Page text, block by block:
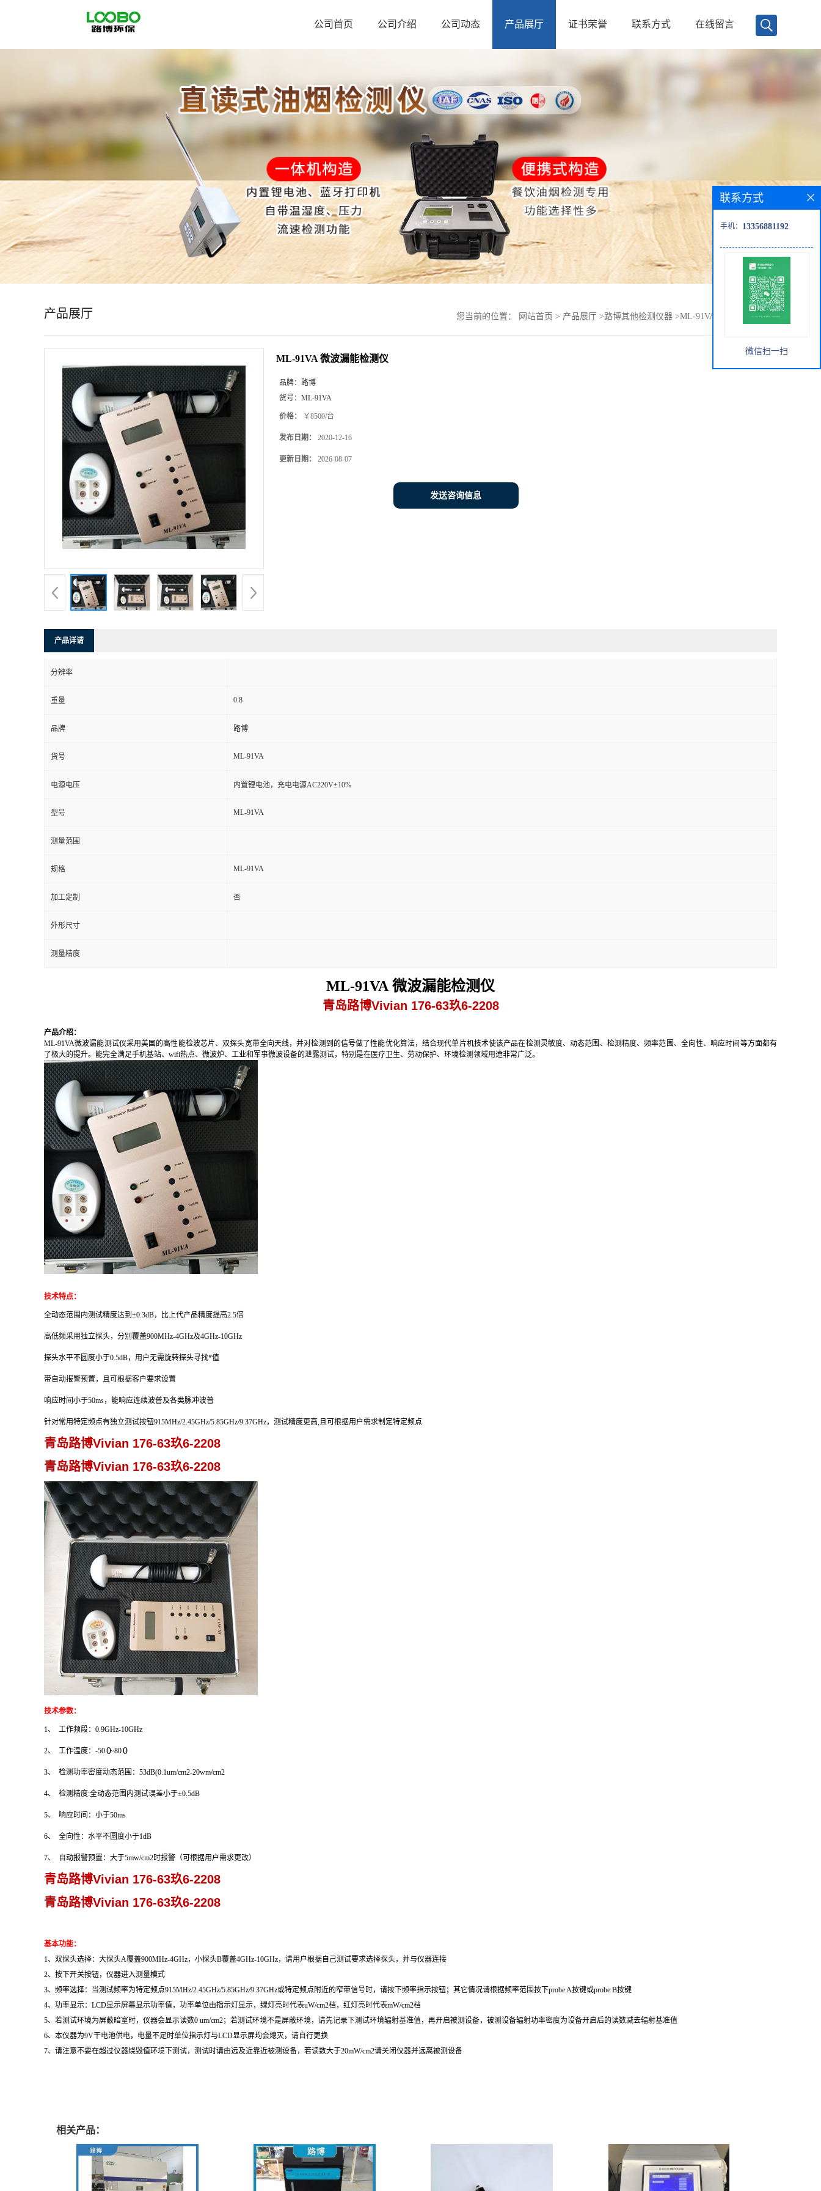
首
介
公司首页 公司介绍 公司动态 产品展厅 证书荣誉 联系方式 在线留言
产品展厅 您当前的位置： 网站首页 > 产品展厅 >路博其他检测仪器 >ML-91VA 微波漏能检测仪
ML-91VA 微波漏能检测仪
品牌： 路博
货号： ML-91VA
价格： ￥8500/台
发布日期： 2020-12-16
更新日期： 2026-08-07
发送咨询信息
产品详请
分辨率
重量 0.8
品牌 路博
货号 ML-91VA
电源电压 内置锂电池，充电电源AC220V±10%
型号 ML-91VA
测量范围
规格 ML-91VA
加工定制 否
外形尺寸
测量精度
ML-91VA 微波漏能检测仪
青岛路博Vivian 176-63玖6-2208
产品介绍：
ML-91VA微波漏能测试仪采用美国的高性能检波芯片、双探头宽带全向天线，并对检测到的信号做了性能优化算法，结合现代单片机技术使该产品在检测灵敏度、动态范围、检测精度、频率范围、全向性、响应时间等方面都有
了极大的提升。能完全满足手机基站、wifi热点、微波炉、工业和军事微波设备的泄露测试，特别是在医疗卫生、劳动保护、环境检测领域用途非常广泛。
技术特点：
全动态范围内测试精度达到±0.3dB，比上代产品精度提高2.5倍
高低频采用独立探头，分别覆盖900MHz-4GHz及4GHz-10GHz
探头水平不圆度小于0.5dB，用户无需旋转探头寻找*值
带自动报警预置，且可根据客户要求设置
响应时间小于50ms，能响应连续波普及各类脉冲波普
针对常用特定频点有独立测试按钮915MHz/2.45GHz/5.85GHz/9.37GHz，测试精度更高,且可根据用户需求制定特定频点
青岛路博Vivian 176-63玖6-2208
青岛路博Vivian 176-63玖6-2208
技术参数：
1、 工作频段：0.9GHz-10GHz
2、 工作温度：-500~800
3、 检测功率密度动态范围：53dB(0.1um/cm2-20wm/cm2
4、 检测精度:全动态范围内测试误差小于±0.5dB
5、 响应时间：小于50ms
6、 全向性：水平不圆度小于1dB
7、 自动报警预置：大于5mw/cm2时报警（可根据用户需求更改）
青岛路博Vivian 176-63玖6-2208
青岛路博Vivian 176-63玖6-2208
基本功能：
1、双探头选择：大探头A覆盖900MHz-4GHz，小探头B覆盖4GHz-10GHz，请用户根据自己测试要求选择探头，并与仪器连接
2、按下开关按钮，仪器进入测量模式
3、频率选择：当测试频率为特定频点915MHz/2.45GHz/5.85GHz/9.37GHz或特定频点附近的窄带信号时，请按下频率指示按钮；其它情况请根据频率范围按下probe A按键或probe B按键
4、功率显示：LCD显示屏幕显示功率值，功率单位由指示灯显示，绿灯亮时代表uW/cm2档，红灯亮时代表mW/cm2档
5、若测试环境为屏蔽暗室时，仪器会显示读数0 um/cm2；若测试环境不是屏蔽环境，请先记录下测试环境辐射基准值，再开启被测设备，被测设备辐射功率密度为设备开启后的读数减去辐射基准值
6、本仪器为9V干电池供电，电量不足时单位指示灯与LCD显示屏均会熄灭，请自行更换
7、请注意不要在超过仪器烧毁值环境下测试，测试时请由远及近靠近被测设备，若读数大于20mW/cm2请关闭仪器并远离被测设备
相关产品：
联系方式
手机： 13356881192
微信扫一扫